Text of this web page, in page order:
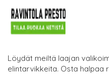
Löydät meiltä laajan
elintarvikkeita. Osta halpaa